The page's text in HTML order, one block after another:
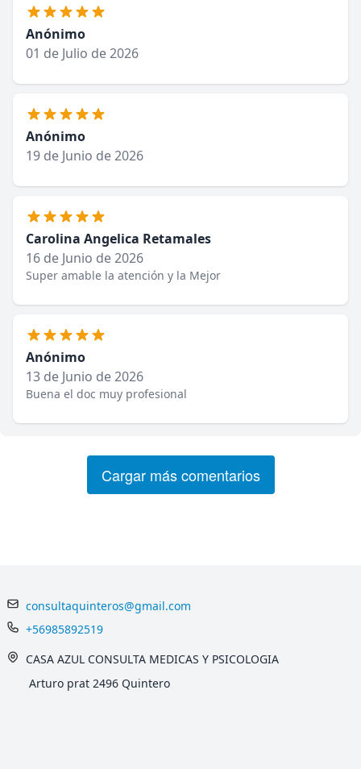
Anónimo
01 de Julio de 2026
Anónimo
19 de Junio de 2026
Carolina Angelica Retamales
16 de Junio de 2026
Super amable la atención y la Mejor
Anónimo
13 de Junio de 2026
Buena el doc muy profesional
Cargar más comentarios
consultaquinteros@gmail.com
+56985892519
CASA AZUL CONSULTA MEDICAS Y PSICOLOGIA
Arturo prat 2496 Quintero